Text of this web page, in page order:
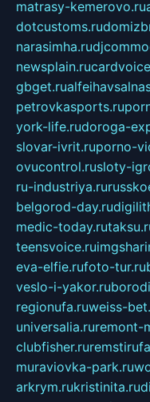
matrasy-kemerovo.ru
dotcustoms.ru
narasimha.ru
newsplain.ru
gbget.ru
petrovkasports.ru
york-life.rudoroga-
slovar-ivrit.ruporno-
ovucontrol.rusloty-
ru-industriya.ru
belgorod-day.ru
medic-today.ru
teensvoice.ru
eva-elfie.rufoto-tur.ru
veslo-i-yakor.ru
regionufa.ruweiss-
universalia.ruremont-
clubfisher.ru
muraviovka-park.ru
arkrym.rukristinita.ru